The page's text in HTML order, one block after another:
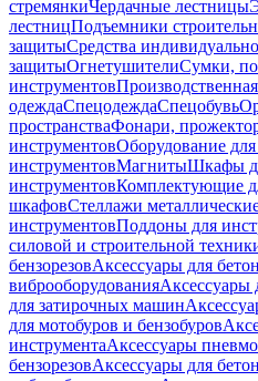
стремянкиЧердачные лестницы
лестницПодъемники
защитыСредства
защитыОгнетушителиСумки,
инструментовПроизводственная
одеждаСпецодеждаСпецобувь
пространстваФонари,
инструментовОборудование для
инструментовМагнитыШкафы
инструментовКомплектующие
шкафовСтеллажи
инструментовПоддоны для
силовой и строительной
бензорезовАксессуары для
виброоборудованияАксессуары
для затирочных машин
для мотобуров и бензобуров
инструментаАксессуары
бензорезовАксессуары для